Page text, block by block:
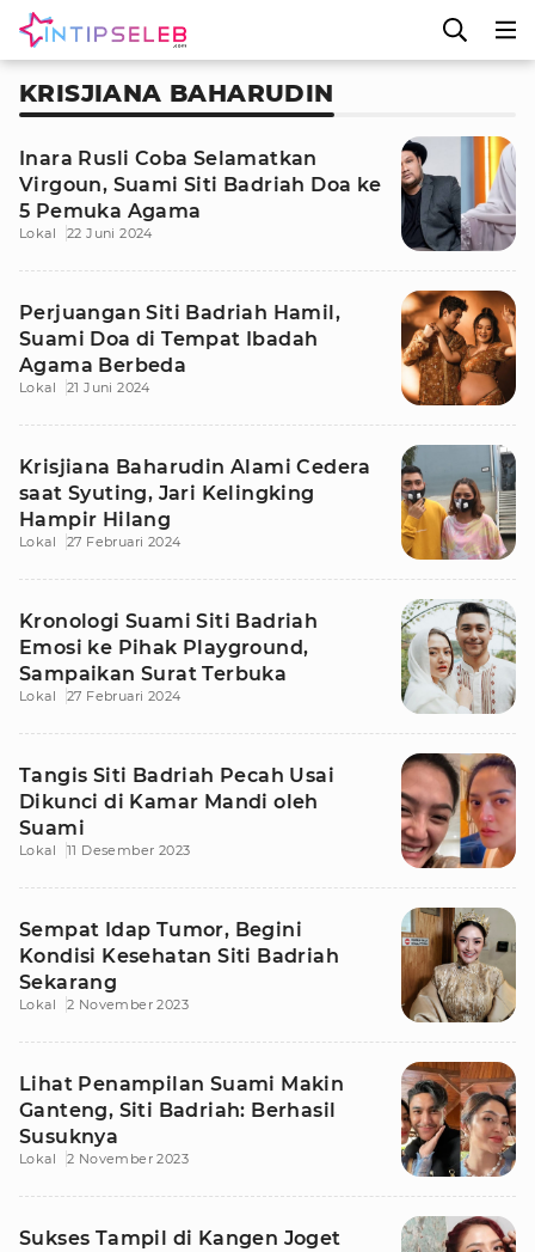
KRISJIANA BAHARUDIN
Inara Rusli Coba Selamatkan
Virgoun, Suami Siti Badriah Doa ke
5 Pemuka Agama
Lokal 22 Juni 2024
Perjuangan Siti Badriah Hamil,
Suami Doa di Tempat Ibadah
Agama Berbeda
Lokal 21 Juni 2024
Krisjiana Baharudin Alami Cedera
saat Syuting, Jari Kelingking
Hampir Hilang
Lokal 27 Februari 2024
Kronologi Suami Siti Badriah
Emosi ke Pihak Playground,
Sampaikan Surat Terbuka
Lokal 27 Februari 2024
Tangis Siti Badriah Pecah Usai
Dikunci di Kamar Mandi oleh
Suami
Lokal 11 Desember 2023
Sempat Idap Tumor, Begini
Kondisi Kesehatan Siti Badriah
Sekarang
Lokal 2 November 2023
Lihat Penampilan Suami Makin
Ganteng, Siti Badriah: Berhasil
Susuknya
Lokal 2 November 2023
Sukses Tampil di Kangen Joget